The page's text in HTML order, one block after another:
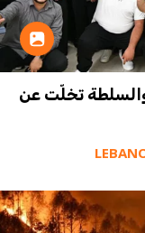
لبنان... والسلطة تخلّت عن